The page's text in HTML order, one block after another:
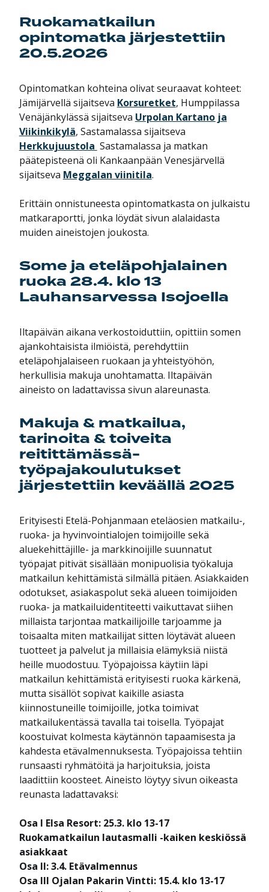
Ruokamatkailun
opintomatka järjestettiin
20.5.2026
Opintomatkan kohteina olivat seuraavat kohteet:
Jämijärvellä sijaitseva Korsuretket, Humppilassa
Venäjänkylässä sijaitseva Urpolan Kartano ja
Viikinkikylä, Sastamalassa sijaitseva
Herkkujuustola Sastamalassa ja matkan
päätepisteenä oli Kankaanpään Venesjärvellä
sijaitseva Meggalan viinitila.
Erittäin onnistuneesta opintomatkasta on julkaistu
matkaraportti, jonka löydät sivun alalaidasta
muiden aineistojen joukosta.
Some ja eteläpohjalainen
ruoka 28.4. klo 13
Lauhansarvessa Isojoella
Iltapäivän aikana verkostoiduttiin, opittiin somen
ajankohtaisista ilmiöistä, perehdyttiin
eteläpohjalaiseen ruokaan ja yhteistyöhön,
herkullisia makuja unohtamatta. Iltapäivän
aineisto on ladattavissa sivun alareunasta.
Makuja & matkailua,
tarinoita & toiveita
reitittämässä-
työpajakoulutukset
järjestettiin keväällä 2025
Erityisesti Etelä-Pohjanmaan eteläosien matkailu-,
ruoka- ja hyvinvointialojen toimijoille sekä
aluekehittäjille- ja markkinoijille suunnatut
työpajat pitivät sisällään monipuolisia työkaluja
matkailun kehittämistä silmällä pitäen. Asiakkaiden
odotukset, asiakaspolut sekä alueen toimijoiden
ruoka- ja matkailuidentiteetti vaikuttavat siihen
millaista tarjontaa matkailijoille tarjoamme ja
toisaalta miten matkailijat sitten löytävät alueen
tuotteet ja palvelut ja millaisia elämyksiä niistä
heille muodostuu. Työpajoissa käytiin läpi
matkailun kehittämistä erityisesti ruoka kärkenä,
mutta sisällöt sopivat kaikille asiasta
kiinnostuneille toimijoille, jotka toimivat
matkailukentässä tavalla tai toisella. Työpajat
koostuivat kolmesta käytännön tapaamisesta ja
kahdesta etävalmennuksesta. Työpajoissa tehtiin
runsaasti ryhmätöitä ja harjoituksia, joista
laadittiin koosteet. Aineisto löytyy sivun oikeasta
reunasta ladattavaksi:
Osa I Elsa Resort: 25.3. klo 13-17
Ruokamatkailun lautasmalli -kaiken keskiössä
asiakkaat
Osa II: 3.4. Etävalmennus
Osa III Ojalan Pakarin Vintti: 15.4. klo 13-17